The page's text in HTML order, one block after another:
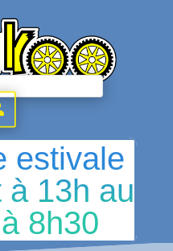
estivale
à 13h au
8h30